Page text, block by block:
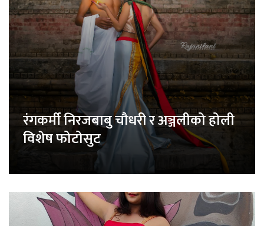
रंगकर्मी निरजबाबु चौधरी र अञ्जलीको होली
विशेष फोटोसुट